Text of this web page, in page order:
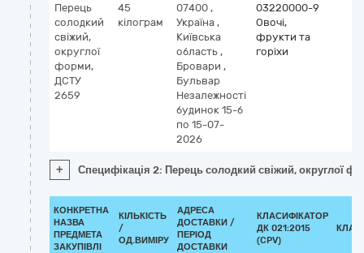
Перець
солодкий
свіжий,
округлої
форми,
ДСТУ
2659
45
кілограм
07400 ,
Україна ,
Київська
область ,
Бровари ,
Бульвар
Незалежності
будинок 15-б
по 15-07-
2026
03220000-9
Овочі,
фрукти та
горіхи
+ Специфікація 2: Перець солодкий свіжий, округлої
КОНКРЕТНА
НАЗВА
ПРЕДМЕТА
ЗАКУПІВЛІ
КІЛЬКІСТЬ
/
ОД.ВИМІРУ
АДРЕСА
ДОСТАВКИ /
ПЕРІОД
ДОСТАВКИ
КЛАСИФІКАТОР
ДК 021:2015
(CPV)